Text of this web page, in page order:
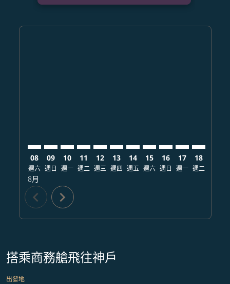
08
週六
8月
09
週日
10
週一
11
週二
12
週三
13
週四
14
週五
15
週六
16
週日
17
週一
18
週二
chevron_left chevron_right
搭乘商務艙飛往神戶
出發地